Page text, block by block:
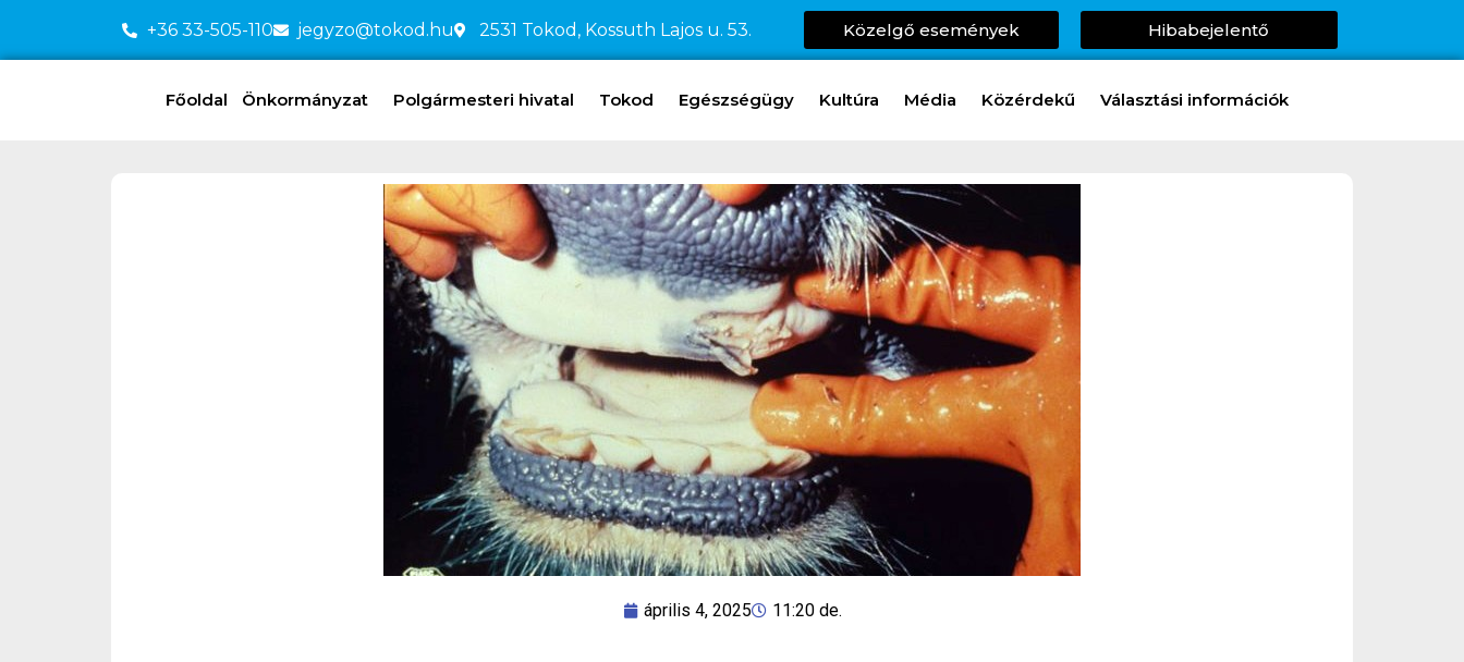
+36 33-505-110 jegyzo@tokod.hu 2531 Tokod, Kossuth Lajos u. 53. Közelgő események Hibabejelentő
Főoldal Önkormányzat Polgármesteri hivatal Tokod Egészségügy Kultúra Média Közérdekű Választási információk
április 4, 2025 11:20 de.